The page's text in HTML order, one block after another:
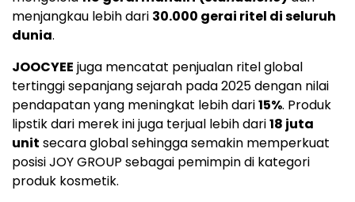
menjangkau lebih dari 30.000 gerai ritel di seluruh
dunia.
JOOCYEE juga mencatat penjualan ritel global
tertinggi sepanjang sejarah pada 2025 dengan nilai
pendapatan yang meningkat lebih dari15%. Produk
lipstik dari merek ini juga terjual lebih dari18 juta
unit secara global sehingga semakin memperkuat
posisi JOY GROUP sebagai pemimpin di kategori
produk kosmetik.